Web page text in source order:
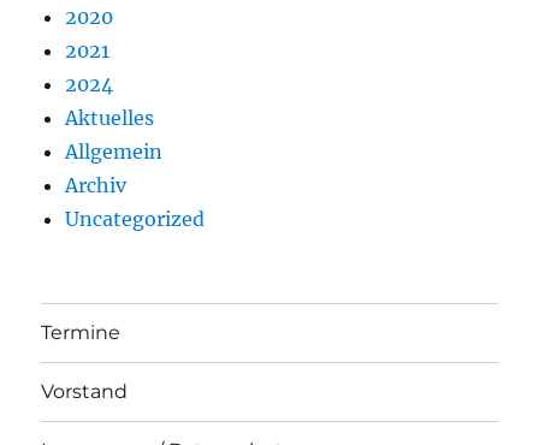
2020
2021
2024
Aktuelles
Allgemein
Archiv
Uncategorized
Termine
Vorstand